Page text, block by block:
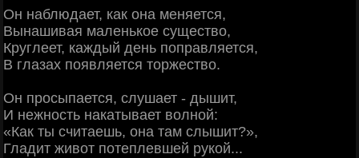
Он наблюдает, как она меняется,
Вынашивая маленькое существо,
Круглеет, каждый день поправляется,
В глазах появляется торжество.
Он просыпается, слушает - дышит,
И нежность накатывает волной:
«Как ты считаешь, она там слышит?»,
Гладит живот потеплевшей рукой...